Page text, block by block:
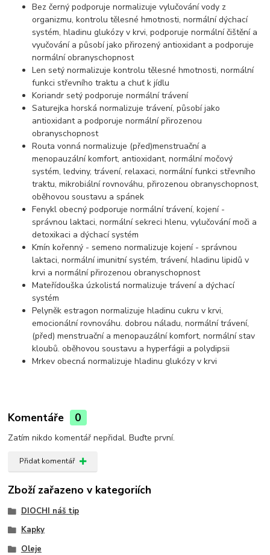
Bez černý podporuje normalizuje vylučování vody z
organizmu, kontrolu tělesné hmotnosti, normální dýchací
systém, hladinu glukózy v krvi, podporuje normální čištění a
vyučování a působí jako přirozený antioxidant a podporuje
normální obranyschopnost
Len setý normalizuje kontrolu tělesné hmotnosti, normální
funkci střevního traktu a chuť k jídlu
Koriandr setý podporuje normální trávení
Saturejka horská normalizuje trávení, působí jako
antioxidant a podporuje normální přirozenou
obranyschopnost
Routa vonná normalizuje (před)menstruační a
menopauzální komfort, antioxidant, normální močový
systém, ledviny, trávení, relaxaci, normální funkci střevního
traktu, mikrobiální rovnováhu, přirozenou obranyschopnost,
oběhovou soustavu a spánek
Fenykl obecný podporuje normální trávení, kojení -
správnou laktaci, normální sekreci hlenu, vylučování moči a
detoxikaci a dýchací systém
Kmín kořenný - semeno normalizuje kojení - správnou
laktaci, normální imunitní systém, trávení, hladinu lipidů v
krvi a normální přirozenou obranyschopnost
Mateřídouška úzkolistá normalizuje trávení a dýchací
systém
Pelyněk estragon normalizuje hladinu cukru v krvi,
emocionální rovnováhu. dobrou náladu, normální trávení,
(před) menstruační a menopauzální komfort, normální stav
kloubů. oběhovou soustavu a hyperfágii a polydipsii
Mrkev obecná normalizuje hladinu glukózy v krvi
Komentáře 0
Zatím nikdo komentář nepřidal. Buďte první.
Přidat komentář
Zboží zařazeno v kategoriích
DIOCHI náš tip
Kapky
Oleje